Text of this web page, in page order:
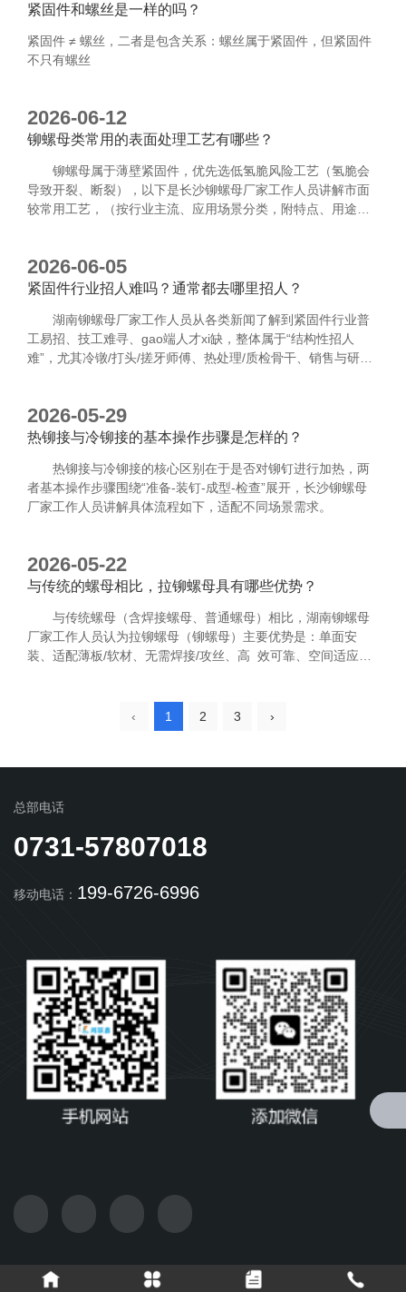
紧固件和螺丝是一样的吗？
紧固件 ≠ 螺丝，二者是包含关系：螺丝属于紧固件，但紧固件
不只有螺丝
2026-06-12
铆螺母类常用的表面处理工艺有哪些？
铆螺母属于薄壁紧固件，优先选低氢脆风险工艺（氢脆会
导致开裂、断裂），以下是长沙铆螺母厂家工作人员讲解市面
较常用工艺，（按行业主流、应用场景分类，附特点、用途、
2026-06-05
紧固件行业招人难吗？通常都去哪里招人？
湖南铆螺母厂家工作人员从各类新闻了解到紧固件行业普
工易招、技工难寻、gao端人才xi缺，整体属于“结构性招人
难”，尤其冷镦/打头/搓牙师傅、热处理/质检骨干、销售与研发
2026-05-29
热铆接与冷铆接的基本操作步骤是怎样的？
热铆接与冷铆接的核心区别在于是否对铆钉进行加热，两
者基本操作步骤围绕“准备-装钉-成型-检查”展开，长沙铆螺母
厂家工作人员讲解具体流程如下，适配不同场景需求。
2026-05-22
与传统的螺母相比，拉铆螺母具有哪些优势？
与传统螺母（含焊接螺母、普通螺母）相比，湖南铆螺母
厂家工作人员认为拉铆螺母（铆螺母）主要优势是：单面安
装、适配薄板/软材、无需焊接/攻丝、高 效可靠、空间适应性
‹ 1 2 3 ›
总部电话
0731-57807018
移动电话： 199-6726-6996